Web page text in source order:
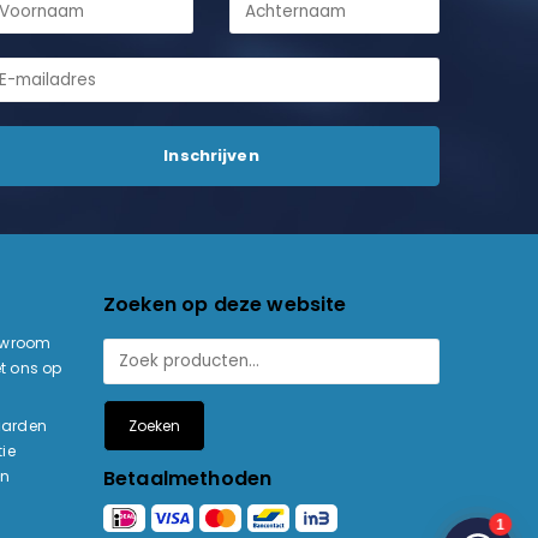
ons op
Zoeken op deze website
Zoeken
Betaalmethoden